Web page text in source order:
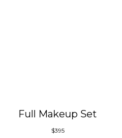
Full Makeup Set
$395